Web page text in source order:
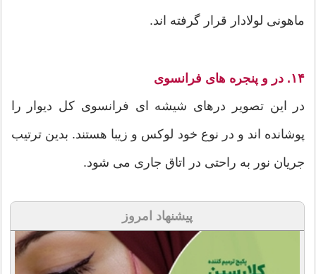
ماهونی لولادار قرار گرفته اند.
۱۴. در و پنجره های فرانسوی
در این تصویر درهای شیشه ای فرانسوی کل دیوار را
پوشانده اند و در نوع خود لوکس و زیبا هستند. بدین ترتیب
جریان نور به راحتی در اتاق جاری می شود.
پیشنهاد امروز